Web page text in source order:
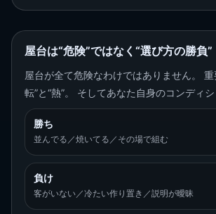
屋台は“危険”ではなく“選び方の勝負”
屋台が全て危険なわけではありません。 重
転”と“熱”。 そしてあなた自身のコンディシ
勝ち
並んでる／焼いてる／その場で組む
負け
客がいない／冷たい作り置き／説明が曖昧